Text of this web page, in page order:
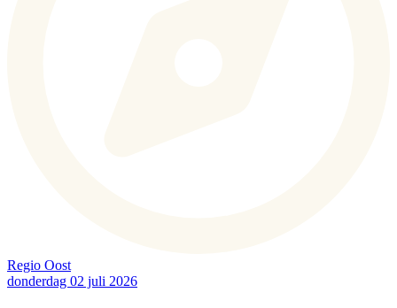
Regio Oost
donderdag 02 juli 2026